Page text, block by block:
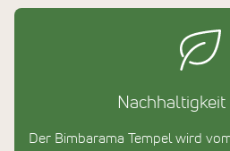
Der Bimbarama Tempel wird